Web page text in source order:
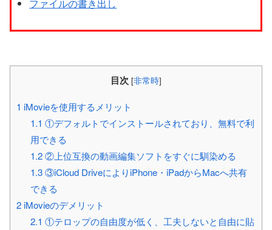
ファイルの書き出し
目次 [非常時]
1 iMovieを使用するメリット
1.1 ①デフォルトでインストールされており、無料で利
用できる
1.2②上位互換の動画編集ソフトをすぐに馴染める
1.3③iCloud DriveによりiPhone・iPadからMacへ共有
できる
2 iMovieのデメリット
2.1 ①テロップの自由度が低く、工夫しないと自由に貼